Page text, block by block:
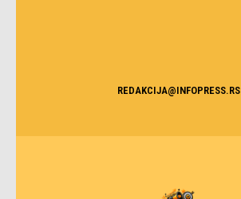
REDAKCIJA@INFOPRESS.RS